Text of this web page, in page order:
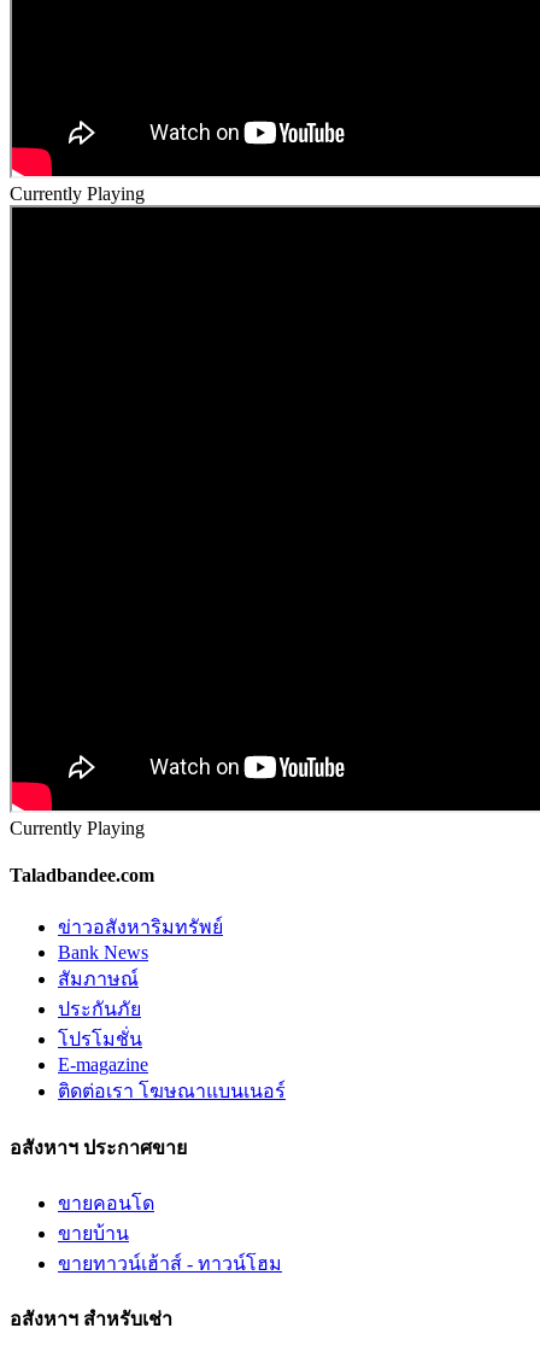
Currently Playing
Currently Playing
Taladbandee.com
ข่าวอสังหาริมทรัพย์
Bank News
สัมภาษณ์
ประกันภัย
โปรโมชั่น
E-magazine
ติดต่อเรา โฆษณาแบนเนอร์
อสังหาฯ ประกาศขาย
ขายคอนโด
ขายบ้าน
ขายทาวน์เฮ้าส์ - ทาวน์โฮม
อสังหาฯ สำหรับเช่า